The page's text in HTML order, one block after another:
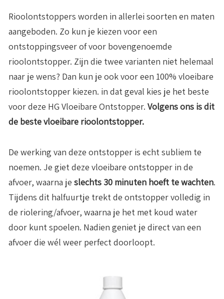
Rioolontstoppers worden in allerlei soorten en maten
aangeboden. Zo kun je kiezen voor een
ontstoppingsveer of voor bovengenoemde
rioolontstopper. Zijn die twee varianten niet helemaal
naar je wens? Dan kun je ook voor een 100% vloeibare
rioolontstopper kiezen. in dat geval kies je het beste
voor deze HG Vloeibare Ontstopper. Volgens ons is dit
de beste vloeibare rioolontstopper.
De werking van deze ontstopper is echt subliem te
noemen. Je giet deze vloeibare ontstopper in de
afvoer, waarna je slechts 30 minuten hoeft te wachten.
Tijdens dit halfuurtje trekt de ontstopper volledig in
de riolering/afvoer, waarna je het met koud water
door kunt spoelen. Nadien geniet je direct van een
afvoer die wél weer perfect doorloopt.